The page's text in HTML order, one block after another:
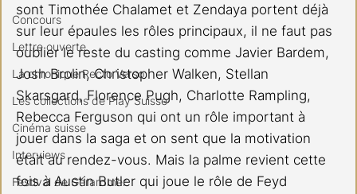
Concours
Lettre ouverte
La chronique Recto Verso
Les collections de Play Suisse
Cinéma suisse
Interviews
Festival de Gérardmer
sont Timothée Chalamet et Zendaya portent déjà
sur leur épaules les rôles principaux, il ne faut pas
oublier le reste du casting comme Javier Bardem,
Josh Brolin, Christopher Walken, Stellan
Skarsgard, Florence Pugh, Charlotte Rampling,
Rebecca Ferguson qui ont un rôle important à
jouer dans la saga et on sent que la motivation
était au rendez-vous. Mais la palme revient cette
fois à Austin Butler qui joue le rôle de Feyd